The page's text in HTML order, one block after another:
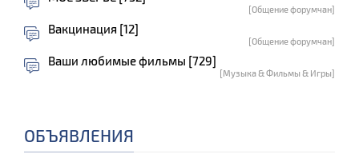
[Общение форумчан]
Вакцинация [12]
[Общение форумчан]
Ваши любимые фильмы [729]
[Музыка & Фильмы & Игры]
ОБЪЯВЛЕНИЯ